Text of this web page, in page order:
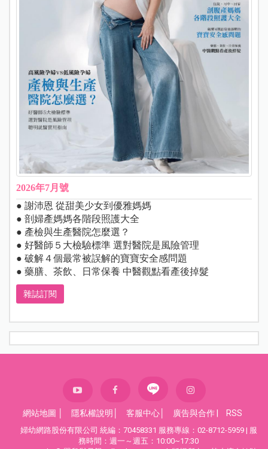
2026年7月號
● 謝沛恩 從甜美少女到優雅媽媽
● 剖婦產媽媽各階段照護大全
● 產檢與生產醫院怎麼選？
● 好醫師５大檢驗標準 選對醫院是風險管理
● 破解４個最常被誤解的寶寶安全感問題
● 藥膳、茶飲、日常保養 中醫觀點看產後掉髮
雜誌訂閱
網站地圖 隱私權說明 客服中心 廣告與合作 RSS
婦幼網路股份有限公司 統編：70458331 服務專線：02-8712-5959 | 服
務時間：週一～週五：10:00~17:30